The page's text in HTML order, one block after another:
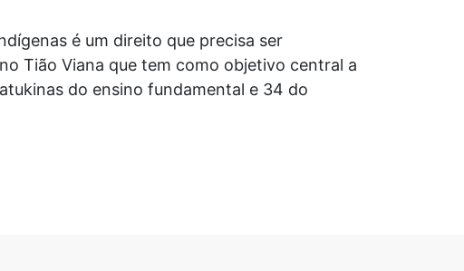
é um direito que precisa ser
Tião Viana que tem como objetivo central a
do ensino fundamental e 34 do